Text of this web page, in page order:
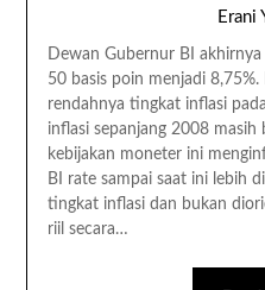
Erani
Dewan Gubernur BI
50 basis poin menjadi
rendahnya tingkat inflasi
inflasi sepanjang 2008 masih
kebijakan moneter ini
BI rate sampai saat ini lebih
tingkat inflasi dan bukan
riil secara…